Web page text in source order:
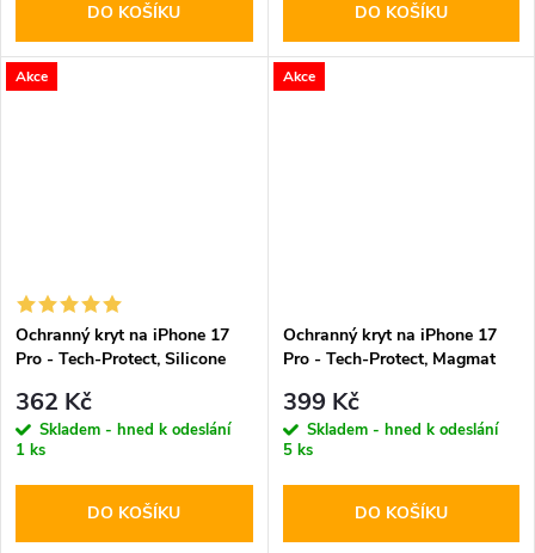
DO KOŠÍKU DO KOŠÍKU
Akce
Ochranný kryt na iPhone 17
Pro - Tech-Protect, Silicone
362 Kč
Skladem - hned k odeslání
1 ks
DO KOŠÍKU
Akce
Ochranný kryt na iPhone 17
Pro - Tech-Protect, Magmat
399 Kč
Skladem - hned k odeslání
5 ks
DO KOŠÍKU